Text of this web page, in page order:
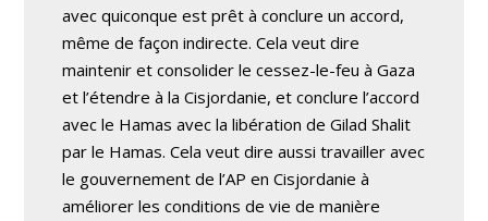
avec quiconque est prêt à conclure un accord,
même de façon indirecte. Cela veut dire
maintenir et consolider le cessez-le-feu à Gaza
et l’étendre à la Cisjordanie, et conclure l’accord
avec le Hamas avec la libération de Gilad Shalit
par le Hamas. Cela veut dire aussi travailler avec
le gouvernement de l’AP en Cisjordanie à
améliorer les conditions de vie de manière